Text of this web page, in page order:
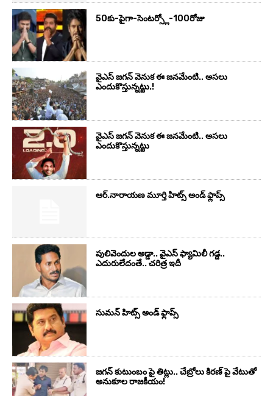
50కు-పైగా-సెంటర్స్లో-100రోజు
వైఎస్‌ జగన్‌ వెనుక ఈ జనమేంటి.. అసలు
ఎందుకొస్తున్నట్టు.!
వైఎస్‌ జగన్‌ వెనుక ఈ జనమేంటి.. అసలు
ఎందుకొస్తున్నట్టు
ఆర్‌.నారాయ‌ణ మూర్తి హిట్స్ అండ్ ఫ్లాప్స్‌
పులివెందుల అడ్డా.. వైఎస్ ఫ్యామిలీ గడ్డ..
ఎదురులేదంతే.. చరిత్ర ఇదీ
సుమ‌న్ హిట్స్ అండ్ ఫ్లాప్స్‌
జగన్ కుటుంబం పై తిట్లు.. చేబ్రోలు కిరణ్ పై వేటుతో
అనుకూల రాజకీయం!